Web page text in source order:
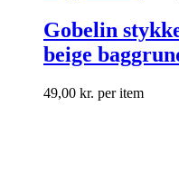
Gobelin
beige
49,00 kr. per item